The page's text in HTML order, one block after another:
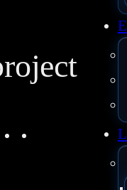
Instagram
Facebook